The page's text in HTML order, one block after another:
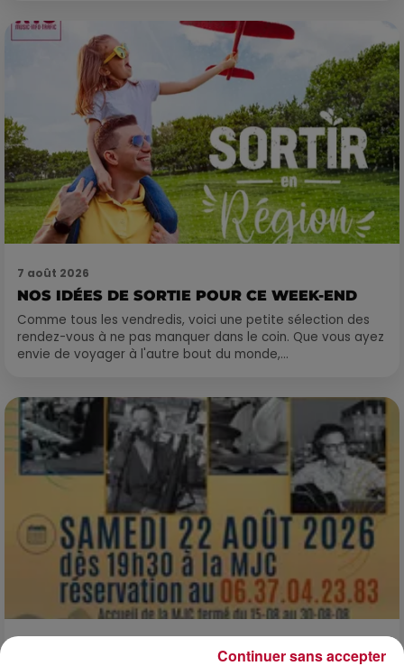
7 août 2026
NOS IDÉES DE SORTIE POUR CE WEEK-END
Comme tous les vendredis, voici une petite sélection des
rendez-vous à ne pas manquer dans le coin. Que vous ayez
envie de voyager à l'autre bout du monde,...
Continuer sans accepter